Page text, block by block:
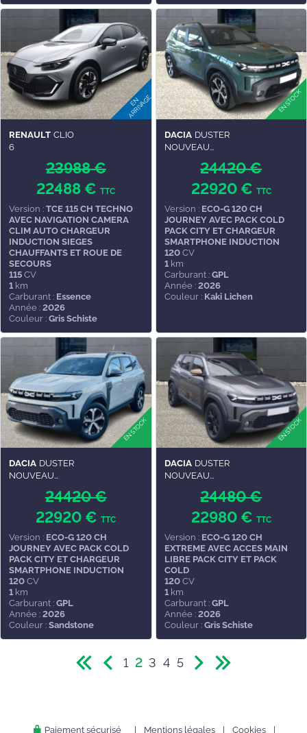
RENAULT CLIO
6
23988 €
22488 €TTC
Version : TCE 115 CH TECHNO
AVEC NAVIGATION CAMERA
CLIM AUTO CHARGEUR
INDUCTION SIEGES
CHAUFFANTS ET ROUE DE
SECOURS
115 CV
1 km
Carburant : Essence
Année : 2026
Couleur : Gris Schiste
DACIA DUSTER
NOUVEAU...
24420 €
22920 € TTC
Version : ECO-G 120 CH
JOURNEY AVEC PACK COLD
PACK CITY ET CHARGEUR
SMARTPHONE INDUCTION
120CV
1km
Carburant : GPL
Année : 2026
Couleur : Kaki Lichen
DACIA DUSTER
NOUVEAU...
24420 €
22920 €TTC
Version : ECO-G 120 CH
JOURNEY AVEC PACK COLD
PACK CITY ET CHARGEUR
SMARTPHONE INDUCTION
120 CV
1 km
Carburant : GPL
Année : 2026
Couleur : Sandstone
DACIA DUSTER
NOUVEAU...
24480 €
22980 € TTC
Version : ECO-G 120 CH
EXTREME AVEC ACCES MAIN
LIBRE PACK CITY ET PACK
COLD
120CV
1km
Carburant : GPL
Année : 2026
Couleur : Gris Schiste
1 2 3 4 5
Paiement sécurisé | Mentions légales | Cookies |